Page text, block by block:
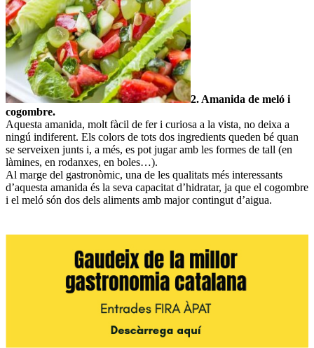
2. Amanida de meló i
cogombre.
Aquesta amanida, molt fàcil de fer i curiosa a la vista, no deixa a
ningú indiferent. Els colors de tots dos ingredients queden bé quan
se serveixen junts i, a més, es pot jugar amb les formes de tall (en
làmines, en rodanxes, en boles…).
Al marge del gastronòmic, una de les qualitats més interessants
d’aquesta amanida és la seva capacitat d’hidratar, ja que el cogombre
i el meló són dos dels aliments amb major contingut d’aigua.